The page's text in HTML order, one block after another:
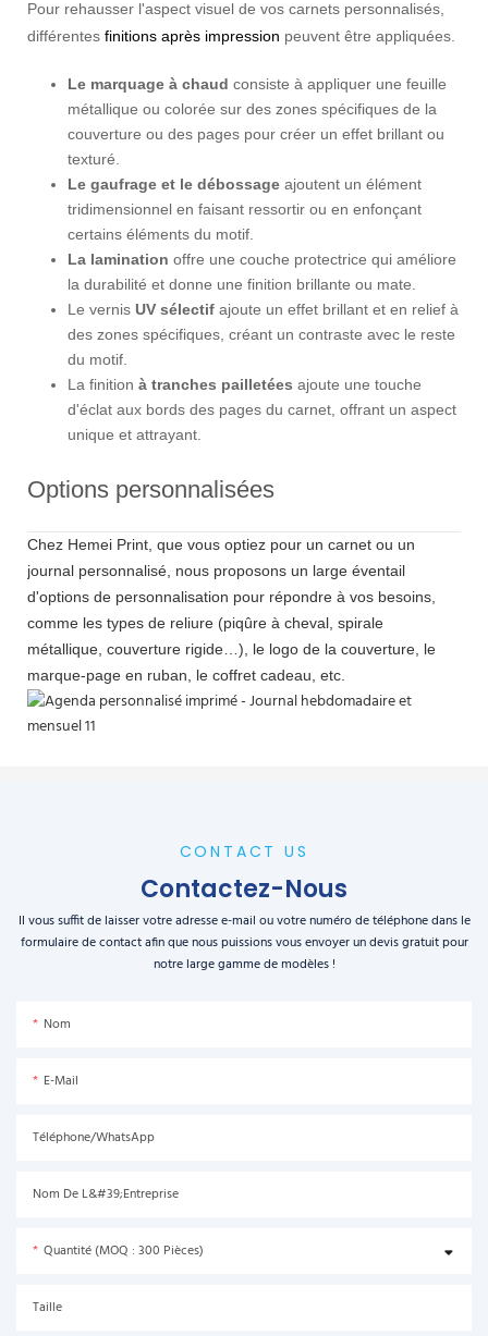
Pour rehausser l'aspect visuel de vos carnets personnalisés,
différentes finitions après impression peuvent être appliquées.
Le marquage à chaud consiste à appliquer une feuille
métallique ou colorée sur des zones spécifiques de la
couverture ou des pages pour créer un effet brillant ou
texturé.
Le gaufrage et le débossageajoutent un élément
tridimensionnel en faisant ressortir ou en enfonçant
certains éléments du motif.
La lamination offre une couche protectrice qui améliore
la durabilité et donne une finition brillante ou mate.
Le vernis UV sélectifajoute un effet brillant et en relief à
des zones spécifiques, créant un contraste avec le reste
du motif.
La finition à tranches pailletées ajoute une touche
d'éclat aux bords des pages du carnet, offrant un aspect
unique et attrayant.
Options personnalisées
Chez Hemei Print, que vous optiez pour un carnet ou un
journal personnalisé, nous proposons un large éventail
d'options de personnalisation pour répondre à vos besoins,
comme les types de reliure (piqûre à cheval, spirale
métallique, couverture rigide…), le logo de la couverture, le
marque-page en ruban, le coffret cadeau, etc.
CONTACT US
Contactez-Nous
Il vous suffit de laisser votre adresse e-mail ou votre numéro de téléphone dans le
formulaire de contact afin que nous puissions vous envoyer un devis gratuit pour
notre large gamme de modèles !
Nom
E-Mail
Téléphone/WhatsApp
Nom De L&#39;entreprise
Quantité (MOQ : 300 Pièces)
Taille